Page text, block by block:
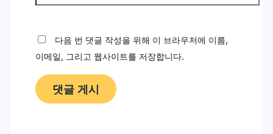
트
다음 번 댓글 작성을 위해 이 브라우저에 이름,
이메일, 그리고 웹사이트를 저장합니다.